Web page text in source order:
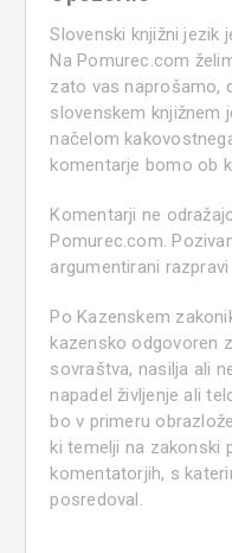
Slovenski knjižni jezik
Na Pomurec.com
zato vas naprošamo,
slovenskem knjižnem
načelom
komentarje bomo ob
Komentarji ne
Pomurec.com.
argumentirani
Po Kazenskem
kazensko odgovoren
sovraštva, nasilja ali
napadel življenje ali
bo v primeru
ki temelji na zakonski
komentatorjih, s
posredoval.